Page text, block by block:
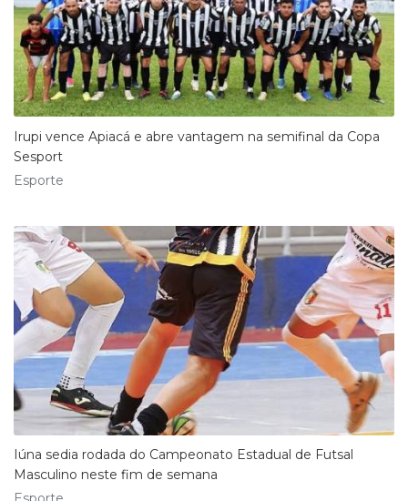
Irupi vence Apiacá e abre vantagem na semifinal da Copa
Sesport
Esporte
Iúna sedia rodada do Campeonato Estadual de Futsal
Masculino neste fim de semana